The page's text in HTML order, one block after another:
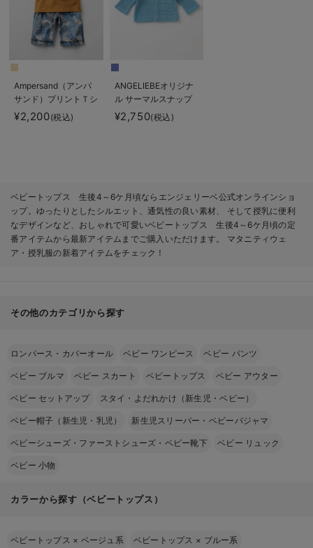
Ampersand（アンパ
サンド）プリントＴシ
ャツ＆ボタニカルパン
ツ2点セット
¥2,200(税込)
ANGELIEBEオリジナ
ル サーマルスナップ
カーディガン
¥2,750(税込)
ベビートップス 生後4～6ケ月頃ならエンジェリーベ公式オンラインショ
ップ。ゆったりとしたシルエット、通気性の良い素材、 そして授乳に便利
なデザインなど、おしゃれで可愛いベビートップス 生後4～6ケ月頃の定
番アイテムから最新アイテムまでご購入いただけます。 マタニティウェ
ア・授乳服の新着アイテムをチェック！
その他のカテゴリから探す
ロンパース・カバーオール ベビー ワンピース ベビー パンツ
ベビー ブルマ ベビー スカート ベビートップス ベビー アウター
ベビー セットアップ スタイ・よだれかけ（新生児・ベビー）
ベビー帽子（新生児・乳児） 新生児スリーパー・ベビーパジャマ
ベビーシューズ・ファーストシューズ・ベビー靴下 ベビー リュック
ベビー 小物
カラーから探す（ベビートップス）
ベビートップス × ベージュ系 ベビートップス × ブルー系